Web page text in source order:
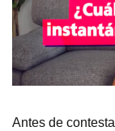
Antes de